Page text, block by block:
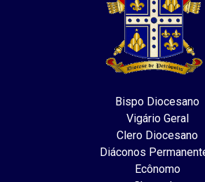
Bispo Diocesano
Vigário Geral
Clero Diocesano
Diáconos
Ecônomo